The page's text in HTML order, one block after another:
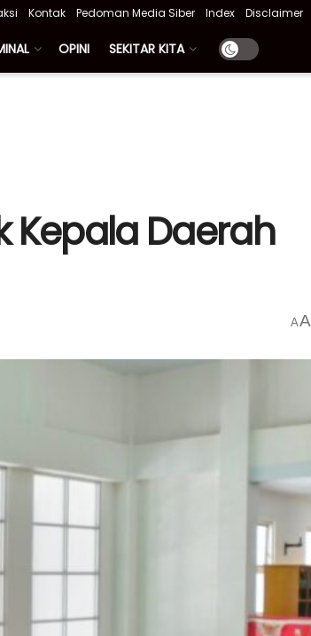
Kontak Pedoman Media Siber Index Disclaimer
OPINI SEKITAR KITA
Kepala Daerah
AA